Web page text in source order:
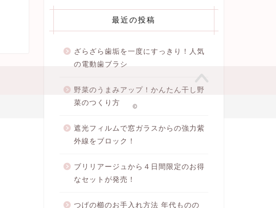
最近の投稿
ざらざら歯垢を一度にすっきり！人気
の電動歯ブラシ
野菜のうまみアップ！かんたん干し野
菜のつくり方
遮光フィルムで窓ガラスからの強力紫
外線をブロック！
ブリリアージュから４日間限定のお得
なセットが発売！
つげの櫛のお手入れ方法 年代ものの